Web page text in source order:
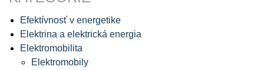
Efektívnosť v energetike
Elektrina a elektrická energia
Elektromobilita
Elektromobily